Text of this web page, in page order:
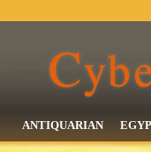
ANTIQUARIAN